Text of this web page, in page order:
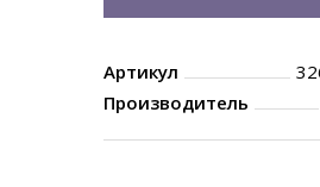
Артикул
Производитель